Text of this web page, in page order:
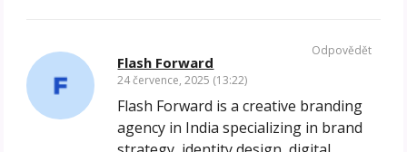
Flash Forward
24 července, 2025 (13:22)
Flash Forward is a creative branding
agency in India specializing in brand
Odpovědět